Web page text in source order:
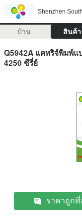
Shenzhen
บ้าน สินค้า
Q5942A แคทริจ์พิมพ์แ
4250 ซีรี่ย์
ราคาถูก